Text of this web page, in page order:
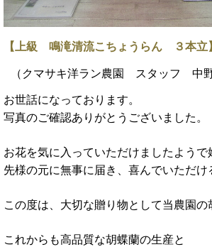
【上級 鳴滝清流こちょうらん ３本立
（クマサキ洋ラン農園 スタッフ 中野
お世話になっております。
写真のご確認ありがとうございました。
お花を気に入っていただけましたようで
先様の元に無事に届き、喜んでいただけ
この度は、大切な贈り物として当農園
これからも高品質な胡蝶蘭の生産と